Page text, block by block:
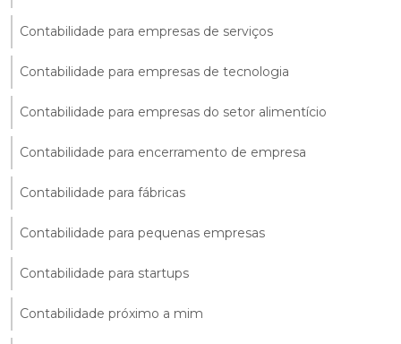
Contabilidade para empresas de serviços
Contabilidade para empresas de tecnologia
Contabilidade para empresas do setor alimentício
Contabilidade para encerramento de empresa
Contabilidade para fábricas
Contabilidade para pequenas empresas
Contabilidade para startups
Contabilidade próximo a mim